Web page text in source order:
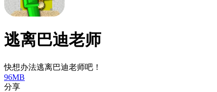
逃离巴迪老师
快想办法逃离巴迪老师吧！
96MB
分享